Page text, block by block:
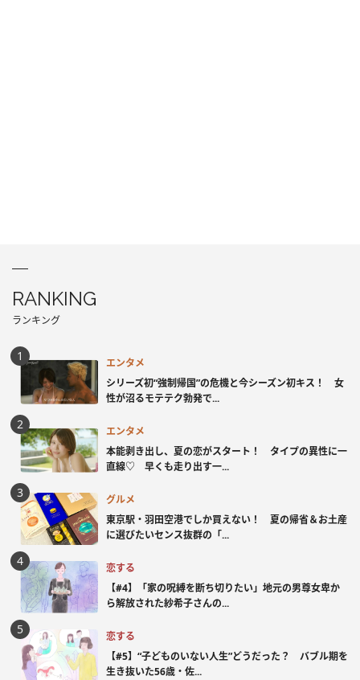
RANKING
ランキング
エンタメ
シリーズ初“強制帰国”の危機と今シーズン初キス！ 女
性が沼るモテテク勃発で...
エンタメ
本能剥き出し、夏の恋がスタート！ タイプの異性に一
直線♡ 早くも走り出す一...
グルメ
東京駅・羽田空港でしか買えない！ 夏の帰省＆お土産
に選びたいセンス抜群の「...
恋する
【#4】「家の呪縛を断ち切りたい」地元の男尊女卑か
ら解放された紗希子さんの...
恋する
【#5】“子どものいない人生”どうだった？ バブル期を
生き抜いた56歳・佐...